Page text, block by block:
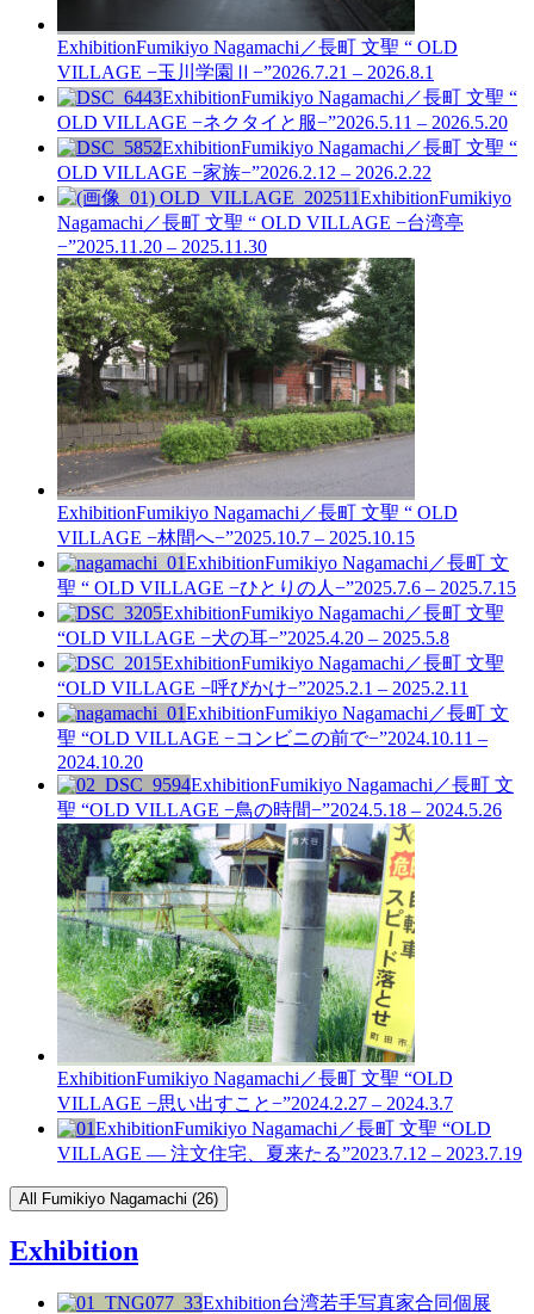
ExhibitionFumikiyo Nagamachi／長町 文聖 “ OLD
VILLAGE −玉川学園Ⅱ−”2026.7.21 – 2026.8.1
ExhibitionFumikiyo Nagamachi／長町 文聖 “
OLD VILLAGE −ネクタイと服−”2026.5.11 – 2026.5.20
ExhibitionFumikiyo Nagamachi／長町 文聖 “
OLD VILLAGE −家族−”2026.2.12 – 2026.2.22
ExhibitionFumikiyo
Nagamachi／長町 文聖 “ OLD VILLAGE −台湾亭
−”2025.11.20 – 2025.11.30
ExhibitionFumikiyo Nagamachi／長町 文聖 “ OLD
VILLAGE −林間へ−”2025.10.7 – 2025.10.15
ExhibitionFumikiyo Nagamachi／長町 文
聖 “ OLD VILLAGE −ひとりの人−”2025.7.6 – 2025.7.15
ExhibitionFumikiyo Nagamachi／長町 文聖
“OLD VILLAGE −犬の耳−”2025.4.20 – 2025.5.8
ExhibitionFumikiyo Nagamachi／長町 文聖
“OLD VILLAGE −呼びかけ−”2025.2.1 – 2025.2.11
ExhibitionFumikiyo Nagamachi／長町 文
聖 “OLD VILLAGE −コンビニの前で−”2024.10.11 –
2024.10.20
ExhibitionFumikiyo Nagamachi／長町 文
聖 “OLD VILLAGE −鳥の時間−”2024.5.18 – 2024.5.26
ExhibitionFumikiyo Nagamachi／長町 文聖 “OLD
VILLAGE −思い出すこと−”2024.2.27 – 2024.3.7
ExhibitionFumikiyo Nagamachi／長町 文聖 “OLD
VILLAGE — 注文住宅、夏来たる”2023.7.12 – 2023.7.19
All Fumikiyo Nagamachi (26)
Exhibition
Exhibition台湾若手写真家合同個展